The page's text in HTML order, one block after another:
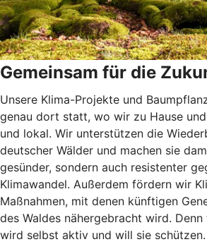
Gemeinsam für die
Unsere Klima-Projekte und
genau dort statt, wo wir zu Hause
und lokal. Wir unterstützen die
deutscher Wälder und machen sie
gesünder, sondern auch resistenter
Klimawandel. Außerdem fördern wir
Maßnahmen, mit denen künftigen
des Waldes nähergebracht wird.
wird selbst aktiv und will sie schützen.